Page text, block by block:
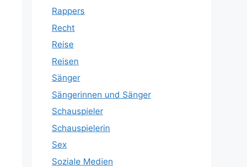
Rappers
Recht
Reise
Reisen
Sänger
Sängerinnen und Sänger
Schauspieler
Schauspielerin
Sex
Soziale Medien